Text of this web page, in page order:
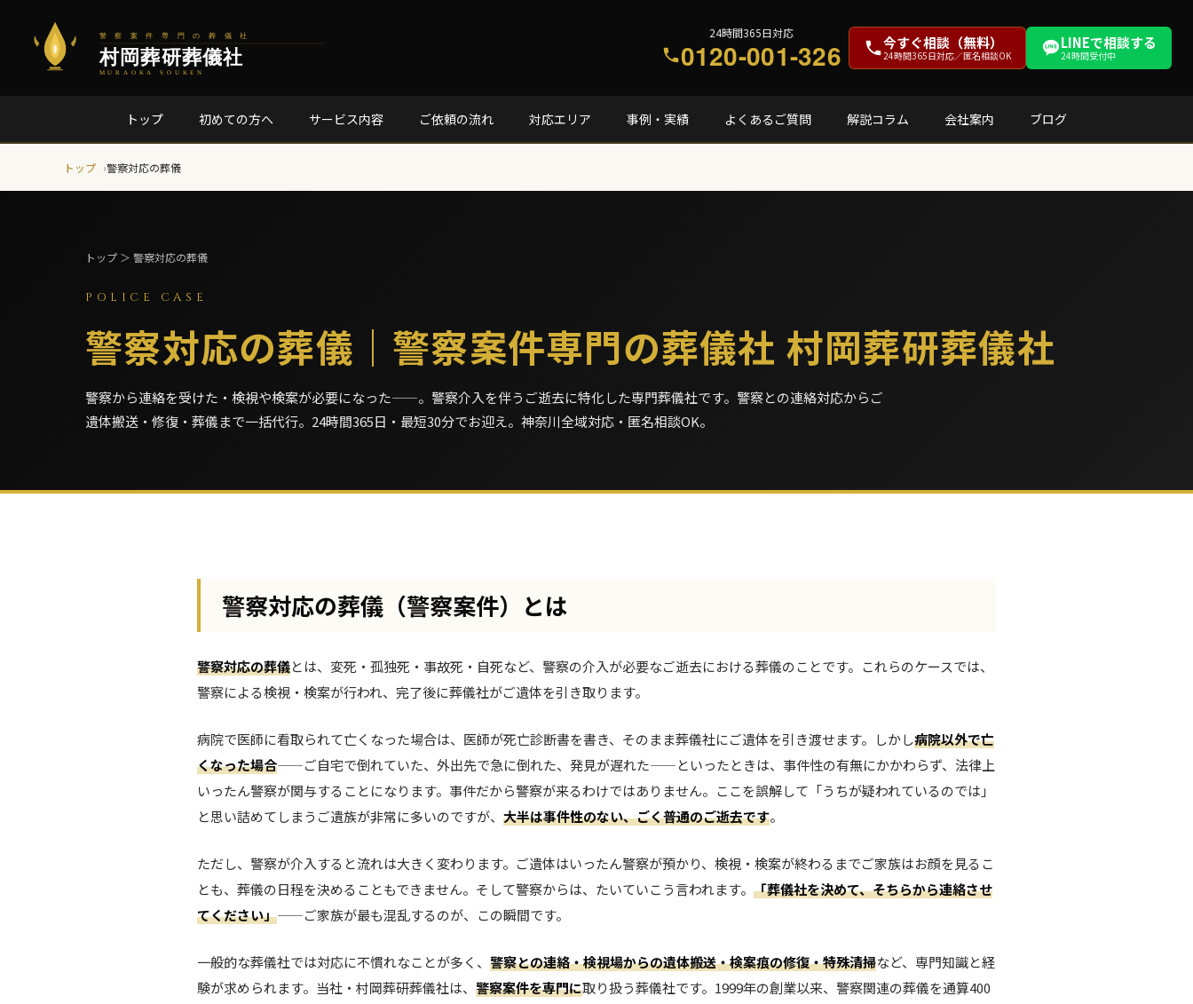
24時間365日対応
0120-001-326 今すぐ相談（無料）
24時間365日対応／匿名相談OK
LINEで相談する
24時間受付中
トップ 初めての方へ サービス内容 ご依頼の流れ 対応エリア 事例・実績 よくあるご質問 解説コラム 会社案内 ブログ
トップ 警察対応の葬儀
トップ ＞ 警察対応の葬儀
POLICE CASE
警察対応の葬儀｜警察案件専門の葬儀社 村岡葬研葬儀社
警察から連絡を受けた・検視や検案が必要になった——。警察介入を伴うご逝去に特化した専門葬儀社です。警察との連絡対応からご
遺体搬送・修復・葬儀まで一括代行。24時間365日・最短30分でお迎え。神奈川全域対応・匿名相談OK。
警察対応の葬儀（警察案件）とは
警察対応の葬儀とは、変死・孤独死・事故死・自死など、警察の介入が必要なご逝去における葬儀のことです。これらのケースでは、
警察による検視・検案が行われ、完了後に葬儀社がご遺体を引き取ります。
病院で医師に看取られて亡くなった場合は、医師が死亡診断書を書き、そのまま葬儀社にご遺体を引き渡せます。しかし病院以外で亡
くなった場合——ご自宅で倒れていた、外出先で急に倒れた、発見が遅れた——といったときは、事件性の有無にかかわらず、法律上
いったん警察が関与することになります。事件だから警察が来るわけではありません。ここを誤解して「うちが疑われているのでは」
と思い詰めてしまうご遺族が非常に多いのですが、 大半は事件性のない、ごく普通のご逝去です。
ただし、警察が介入すると流れは大きく変わります。ご遺体はいったん警察が預かり、検視・検案が終わるまでご家族はお顔を見るこ
とも、葬儀の日程を決めることもできません。そして警察からは、たいていこう言われます。 「葬儀社を決めて、そちらから連絡させ
てください」——ご家族が最も混乱するのが、この瞬間です。
一般的な葬儀社では対応に不慣れなことが多く、 警察との連絡・検視場からの遺体搬送・検案痕の修復・特殊清掃など、専門知識と経
験が求められます。当社・村岡葬研葬儀社は、 警察案件を専門に取り扱う葬儀社です。1999年の創業以来、警察関連の葬儀を通算400